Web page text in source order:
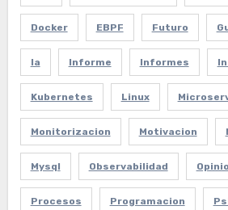
Docker EBPF Futuro
Ia Informe Informes
Kubernetes Linux
Monitorizacion Motivacion
Mysql Observabilidad
Procesos Programacion